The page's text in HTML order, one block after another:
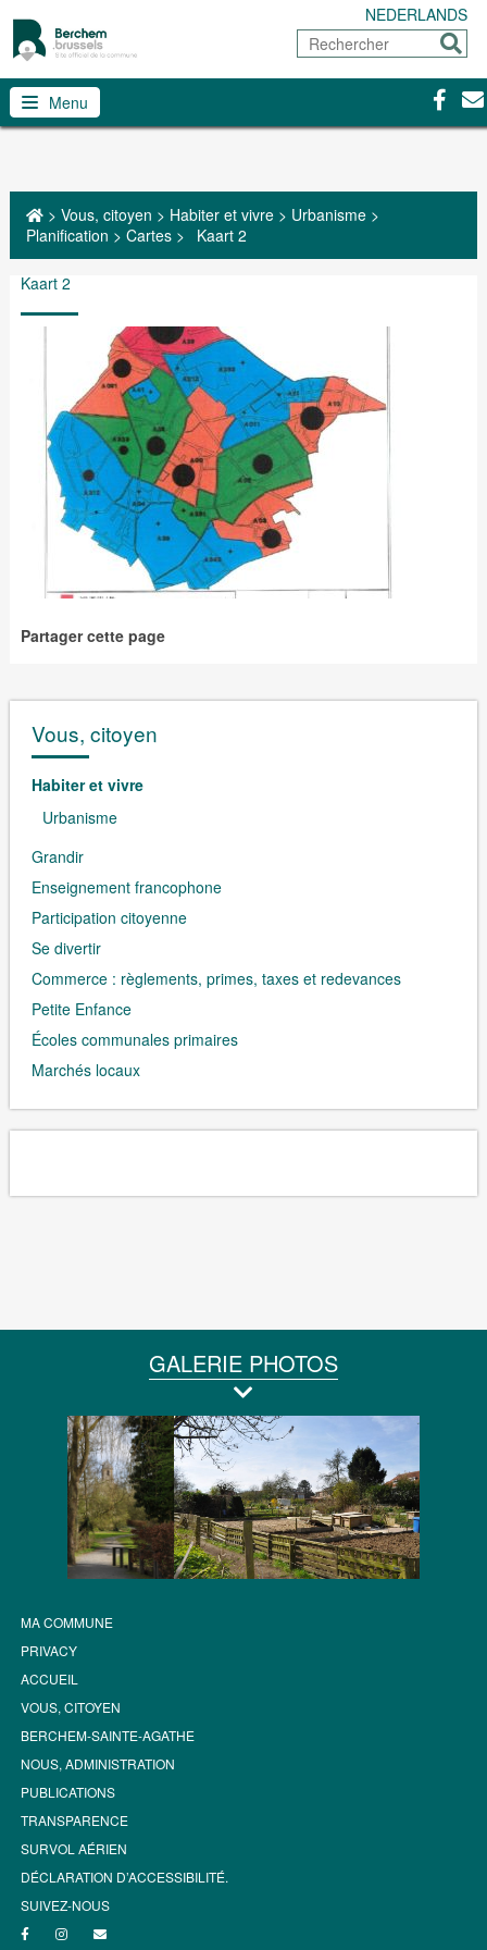
NEDERLANDS
Rechercher
Menu
> Vous, citoyen > Habiter et vivre> Urbanisme>
Planification > Cartes> Kaart 2
Kaart 2
Partager cette page
Vous, citoyen
Habiter et vivre
Urbanisme
Grandir
Enseignement francophone
Participation citoyenne
Se divertir
Commerce : règlements, primes, taxes et redevances
Petite Enfance
Écoles communales primaires
Marchés locaux
GALERIE PHOTOS
MA COMMUNE
PRIVACY
ACCUEIL
VOUS, CITOYEN
BERCHEM-SAINTE-AGATHE
NOUS, ADMINISTRATION
PUBLICATIONS
TRANSPARENCE
SURVOL AÉRIEN
DÉCLARATION D’ACCESSIBILITÉ.
SUIVEZ-NOUS